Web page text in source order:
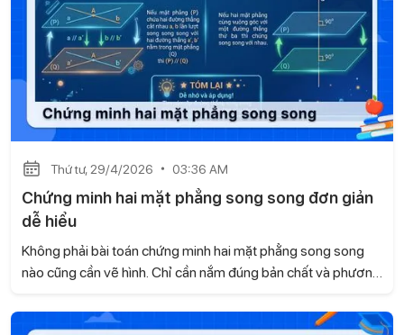
Thứ tư, 29/4/2026 03:36 AM
Chứng minh hai mặt phẳng song song đơn giản
dễ hiểu
Không phải bài toán chứng minh hai mặt phẳng song song
nào cũng cần vẽ hình. Chỉ cần nắm đúng bản chất và phương
tạp. Trong nội dung dưới đây, Gia sư Học là Giỏi sẽ giúp bạn